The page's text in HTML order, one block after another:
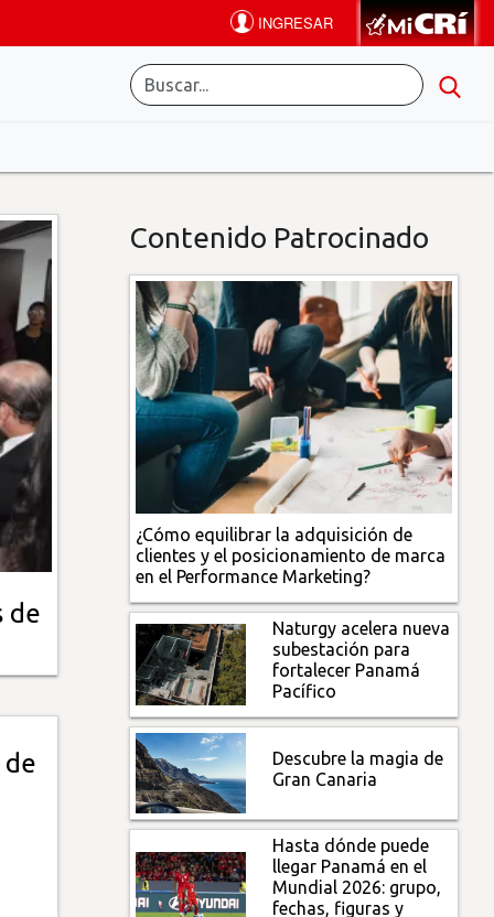
de
Contenido Patrocinado
¿Cómo equilibrar la adquisición de
clientes y el posicionamiento de marca
en el Performance Marketing?
Naturgy acelera nueva
subestación para
fortalecer Panamá
Pacífico
Descubre la magia de
Gran Canaria
Hasta dónde puede
llegar Panamá en el
Mundial 2026: grupo,
fechas, figuras y